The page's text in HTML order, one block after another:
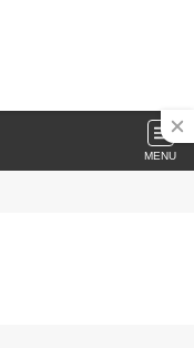
MENU